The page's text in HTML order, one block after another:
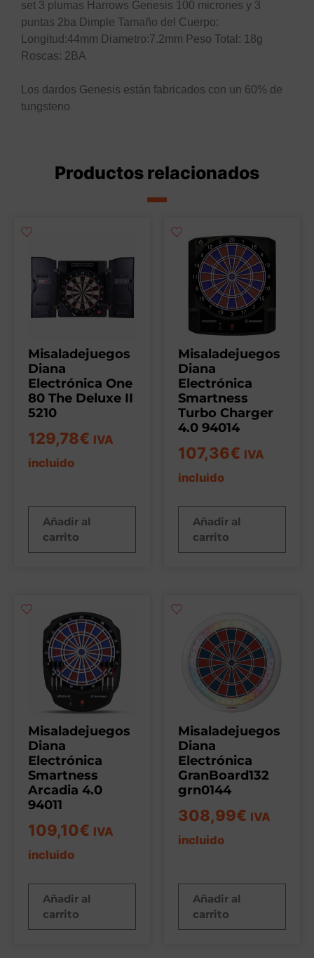
set 3 plumas Harrows Genesis 100 micrones y 3
puntas 2ba Dimple Tamaño del Cuerpo:
Longitud:44mm Diametro:7.2mm Peso Total: 18g
Roscas: 2BA
Los dardos Genesis están fabricados con un 60% de
tungsteno
Productos relacionados
Misaladejuegos
Diana
Electrónica One
80 The Deluxe II
5210
129,78€ IVA
incluido
Añadir al
carrito
Misaladejuegos
Diana
Electrónica
Smartness
Turbo Charger
4.0 94014
107,36€ IVA
incluido
Añadir al
carrito
Misaladejuegos
Diana
Electrónica
Smartness
Arcadia 4.0
94011
109,10€ IVA
incluido
Añadir al
carrito
Misaladejuegos
Diana
Electrónica
GranBoard132
grn0144
308,99€ IVA
incluido
Añadir al
carrito